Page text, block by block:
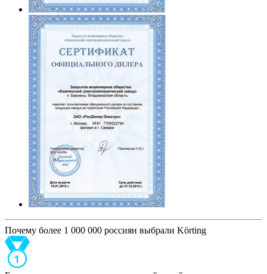
Почему более 1 000 000 россиян выбрали Körting